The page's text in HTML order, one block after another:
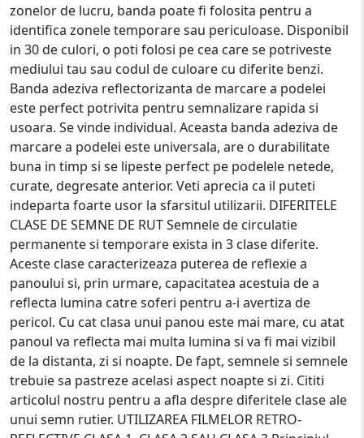
zonelor de lucru, banda poate fi folosita pentru a
identifica zonele temporare sau periculoase. Disponibil
in 30 de culori, o poti folosi pe cea care se potriveste
mediului tau sau codul de culoare cu diferite benzi.
Banda adeziva reflectorizanta de marcare a podelei
este perfect potrivita pentru semnalizare rapida si
usoara. Se vinde individual. Aceasta banda adeziva de
marcare a podelei este universala, are o durabilitate
buna in timp si se lipeste perfect pe podelele netede,
curate, degresate anterior. Veti aprecia ca il puteti
indeparta foarte usor la sfarsitul utilizarii. DIFERITELE
CLASE DE SEMNE DE RUT Semnele de circulatie
permanente si temporare exista in 3 clase diferite.
Aceste clase caracterizeaza puterea de reflexie a
panoului si, prin urmare, capacitatea acestuia de a
reflecta lumina catre soferi pentru a-i avertiza de
pericol. Cu cat clasa unui panou este mai mare, cu atat
panoul va reflecta mai multa lumina si va fi mai vizibil
de la distanta, zi si noapte. De fapt, semnele si semnele
trebuie sa pastreze acelasi aspect noapte si zi. Cititi
articolul nostru pentru a afla despre diferitele clase ale
unui semn rutier. UTILIZAREA FILMELOR RETRO-